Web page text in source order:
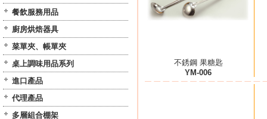
餐飲服務用品
廚房烘焙器具
菜單夾、帳單夾
桌上調味用品系列
進口產品
代理產品
多層組合棚架
不銹鋼 果糖匙
YM-006